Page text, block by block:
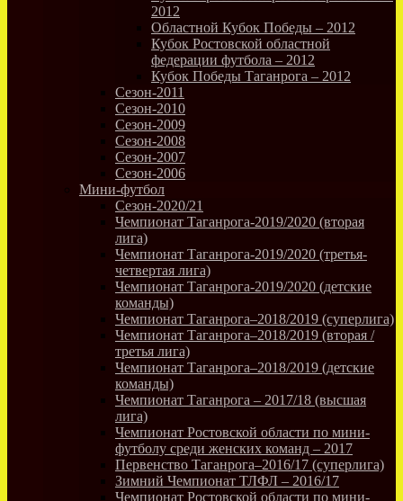
2012
Областной Кубок Победы – 2012
Кубок Ростовской областной
федерации футбола – 2012
Кубок Победы Таганрога – 2012
Сезон-2011
Сезон-2010
Сезон-2009
Сезон-2008
Сезон-2007
Сезон-2006
Мини-футбол
Сезон-2020/21
Чемпионат Таганрога-2019/2020 (вторая
лига)
Чемпионат Таганрога-2019/2020 (третья-
четвертая лига)
Чемпионат Таганрога-2019/2020 (детские
команды)
Чемпионат Таганрога–2018/2019 (суперлига)
Чемпионат Таганрога–2018/2019 (вторая /
третья лига)
Чемпионат Таганрога–2018/2019 (детские
команды)
Чемпионат Таганрога – 2017/18 (высшая
лига)
Чемпионат Ростовской области по мини-
футболу среди женских команд – 2017
Первенство Таганрога–2016/17 (суперлига)
Зимний Чемпионат ТЛФЛ – 2016/17
Чемпионат Ростовской области по мини-